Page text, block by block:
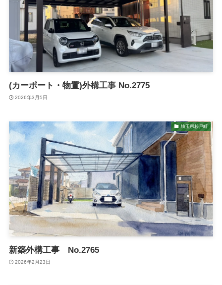
(カーポート・物置)外構工事 No.2775
2026年3月5日
埼玉県杉戸町
新築外構工事 No.2765
2026年2月23日